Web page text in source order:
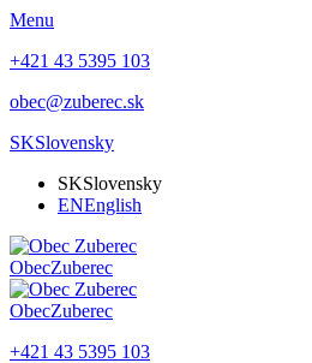
Menu
+421 43 5395 103
obec@zuberec.sk
SKSlovensky
SKSlovensky
ENEnglish
ObecZuberec
ObecZuberec
+421 43 5395 103